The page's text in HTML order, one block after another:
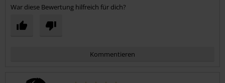
War diese Bewertung hilfreich für dich?
Kommentieren